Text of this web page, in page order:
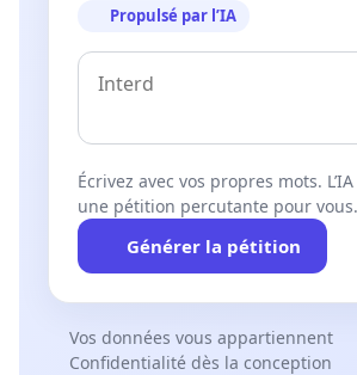
Propulsé par l’IA
Écrivez avec vos propres mots.
une pétition percutante pour vous.
Générer la pétition
Vos données vous appartiennent
Confidentialité dès la conception